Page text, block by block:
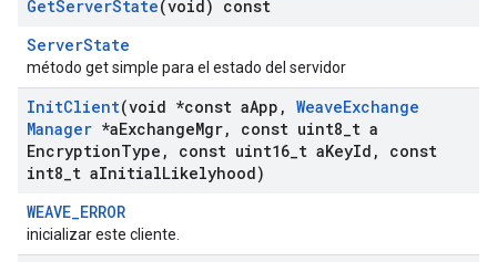
GetServerState(void) const
ServerState
método get simple para el estado del servidor
InitClient(void *const aApp , WeaveExchange
Manager *aExchangeMgr, const uint8 t a
EncryptionType , const uint16 t aKeyId ,
const
int8 t aInitialLikelyhood)
WEAVE_ERROR
inicializar este cliente.